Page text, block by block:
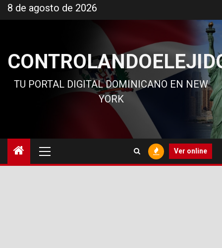
al
8 de agosto de 2026
TU PORTAL DIGITAL DOMINICANO EN NEW
YORK
principal
Ver online